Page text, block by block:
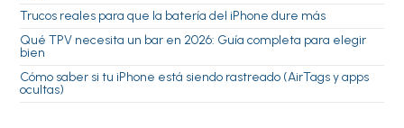
Trucos reales para que la batería del iPhone dure más
Qué TPV necesita un bar en 2026: Guía completa para elegir
bien
Cómo saber si tu iPhone está siendo rastreado (AirTags y apps
ocultas)